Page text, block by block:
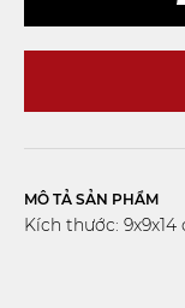
MÔ TẢ SẢN PHẨM
Kích thước: 9x9x14